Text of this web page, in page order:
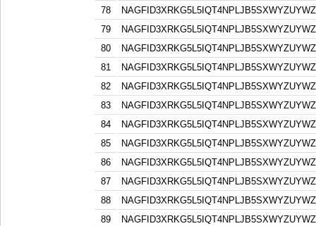
78
79
80
81
82
83
84
85
86
87
88
89